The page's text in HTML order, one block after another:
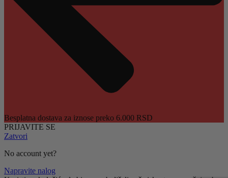
Besplatna dostava za iznose preko 6.000 RSD
PRIJAVITE SE
Zatvori
No account yet?
Napravite nalog